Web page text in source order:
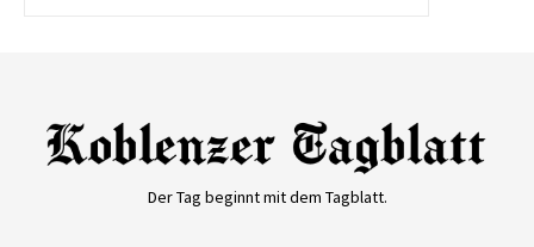
Der Tag beginnt mit dem Tagblatt.